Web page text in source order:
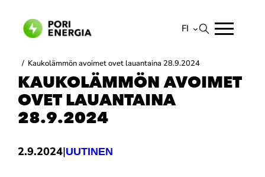
sisältöön
FI
Suomi
English
/ Kaukolämmön avoimet ovet lauantaina 28.9.2024
KAUKOLÄMMÖN AVOIMET
OVET LAUANTAINA
28.9.2024
2.9.2024|UUTINEN